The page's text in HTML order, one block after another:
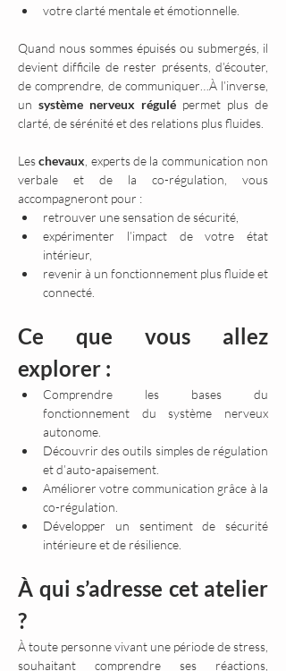
votre clarté mentale et émotionnelle.
Quand nous sommes épuisés ou submergés, il
devient difficile de rester présents, d’écouter,
de comprendre, de communiquer…À l’inverse,
un système nerveux régulé permet plus de
clarté, de sérénité et des relations plus fluides.
Les chevaux , experts de la communication non
verbale et de la co-régulation, vous
accompagneront pour :
retrouver une sensation de sécurité,
expérimenter l’impact de votre état
intérieur,
revenir à un fonctionnement plus fluide et
connecté.
Ce que vous allez
explorer :
Comprendre les bases du
fonctionnement du système nerveux
autonome.
Découvrir des outils simples de régulation
et d’auto-apaisement.
Améliorer votre communication grâce à la
co-régulation.
Développer un sentiment de sécurité
intérieure et de résilience.
À qui s’adresse cet atelier
?
À toute personne vivant une période de stress,
souhaitant comprendre ses réactions,